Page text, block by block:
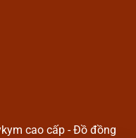
cao cấp - Đồ đồng